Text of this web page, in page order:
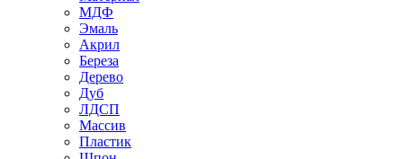
МДФ
Эмаль
Акрил
Береза
Дерево
Дуб
ЛДСП
Массив
Пластик